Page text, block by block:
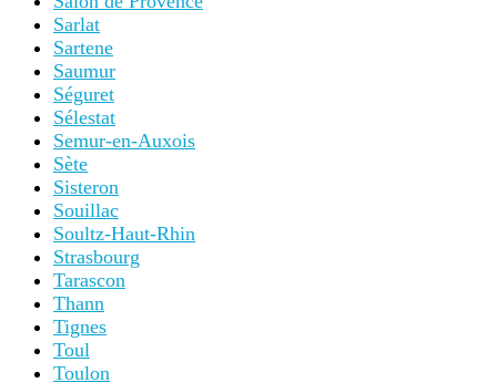
Sarlat
Sartene
Saumur
Séguret
Sélestat
Semur-en-Auxois
Sète
Sisteron
Souillac
Soultz-Haut-Rhin
Strasbourg
Tarascon
Thann
Tignes
Toul
Toulon